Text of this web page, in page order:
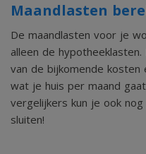
Maandlasten
De maandlasten voor je
alleen de
van de bijkomende
wat je huis per maand
vergelijkers kun je ook
sluiten!